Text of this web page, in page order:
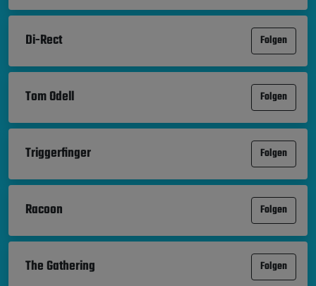
Di-Rect Folgen
Tom Odell Folgen
Triggerfinger Folgen
Racoon Folgen
The Gathering Folgen